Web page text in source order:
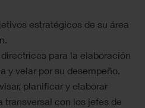
estratégicos de su área
para la elaboración
y velar por su desempeño.
planificar y elaborar
transversal con los jefes de